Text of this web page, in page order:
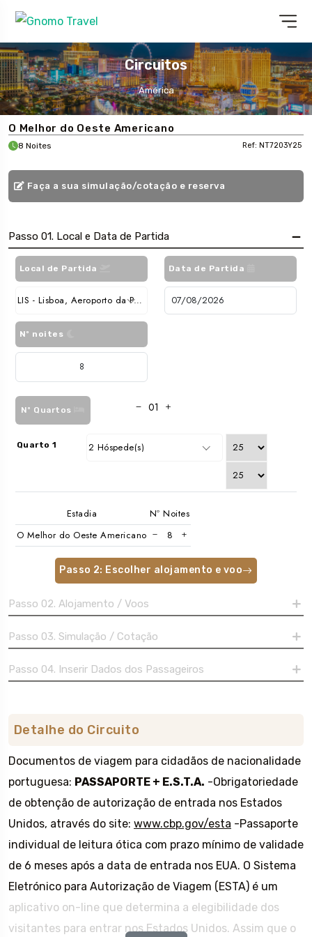
Circuitos
América
O Melhor do Oeste Americano
8 Noites Ref: NT7203Y25
Faça a sua simulação/cotação e reserva
Passo 01. Local e Data de Partida
Local de Partida
LIS - Lisboa, Aeroporto da Portela
Data de Partida
Nº noites
Nº Quartos
Quarto 1 2 Hóspede(s)
Estadia
Nº Noites
O Melhor do Oeste Americano
Passo 2: Escolher alojamento e voo
Passo 02. Alojamento / Voos
Passo 03. Simulação / Cotação
Passo 04. Inserir Dados dos Passageiros
Detalhe do Circuito
Documentos de viagem para cidadãos de nacionalidade
portuguesa: PASSAPORTE + E.S.T.A. -Obrigatoriedade
de obtenção de autorização de entrada nos Estados
Unidos, através do site: www.cbp.gov/esta -Passaporte
individual de leitura ótica com prazo mínimo de validade
de 6 meses após a data de entrada nos EUA. O Sistema
Eletrónico para Autorização de Viagem (ESTA) é um
aplicativo on-line que determina a elegibilidade dos
visitantes para entrar nos Estados Unidos. Assim que o